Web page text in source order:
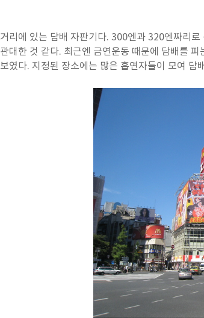
거리에 있는 담배 자판기다. 300엔과 320엔짜리
관대한 것 같다. 최근엔 금연운동 때문에 담배를
보였다. 지정된 장소에는 많은 흡연자들이 모여 담